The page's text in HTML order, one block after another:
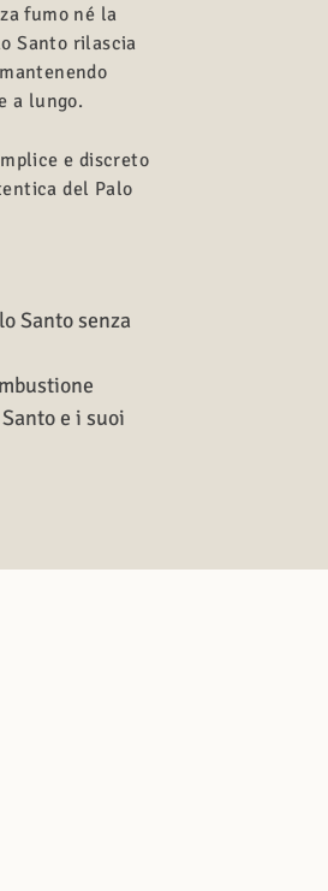
fumo né la
Santo rilascia
a lungo.
e discreto
del Palo
Santo senza
e i suoi